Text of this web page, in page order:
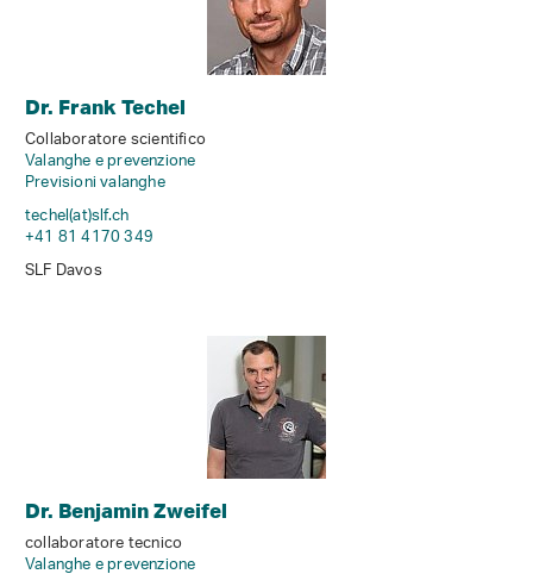
Dr. Frank Techel
Collaboratore scientifico
Valanghe e prevenzione
Previsioni valanghe
techel(at)slf.ch
+41 81 4170 349
SLF Davos
Dr. Benjamin Zweifel
collaboratore tecnico
Valanghe e prevenzione